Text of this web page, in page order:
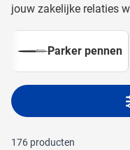
jouw zakelijke relaties
Parker pennen
176 producten